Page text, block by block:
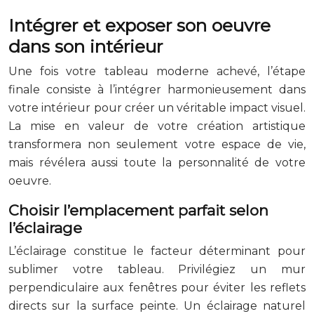
Intégrer et exposer son oeuvre
dans son intérieur
Une fois votre tableau moderne achevé, l’étape
finale consiste à l’intégrer harmonieusement dans
votre intérieur pour créer un véritable impact visuel.
La mise en valeur de votre création artistique
transformera non seulement votre espace de vie,
mais révélera aussi toute la personnalité de votre
oeuvre.
Choisir l’emplacement parfait selon
l’éclairage
L’éclairage constitue le facteur déterminant pour
sublimer votre tableau. Privilégiez un mur
perpendiculaire aux fenêtres pour éviter les reflets
directs sur la surface peinte. Un éclairage naturel